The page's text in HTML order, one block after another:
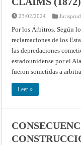
Y
23/02/2024
Por los Árbitros. Según
reclamaciones de los
las depredaciones
estadounidense por el
fueron sometidas a
Leer »